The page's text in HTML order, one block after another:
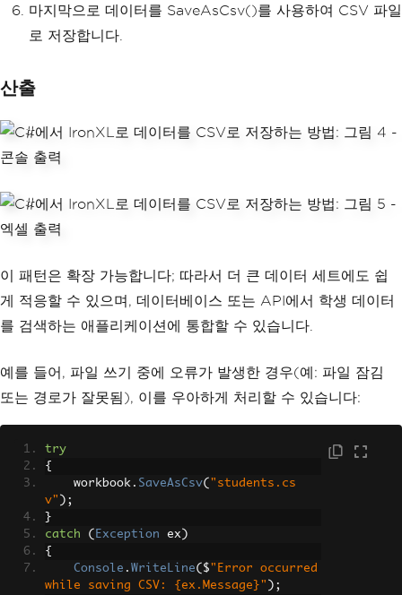
{
students[ i ].
}
Console.WriteLine("students.cs
v file has been created successfull
y!"
마지막으로 데이터를 SaveAsCsv()를 사용하여 CSV 파일
로 저장합니다.
산출
이 패턴은 확장 가능합니다; 따라서 더 큰 데이터 세트에도 쉽
게 적응할 수 있으며, 데이터베이스 또는 API에서 학생 데이터
를 검색하는 애플리케이션에 통합할 수 있습니다.
예를 들어, 파일 쓰기 중에 오류가 발생한 경우(예: 파일 잠김
또는 경로가 잘못됨), 이를 우아하게 처리할 수 있습니다:
try
{
    workbook
. SaveAsCsv( "students.cs
v" );
}
catch
( Exception ex )
{
Console . WriteLine( $ "Error occurred
while saving CSV: {ex.Message}" );